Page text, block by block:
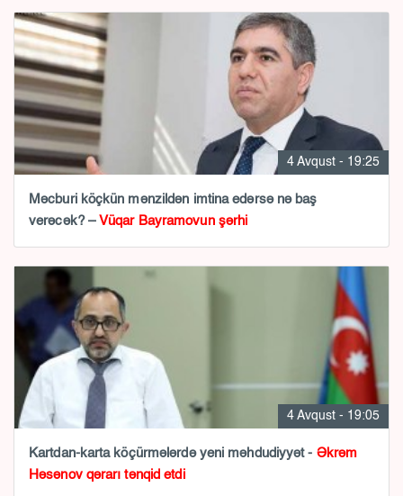
4 Avqust - 19:25
Məcburi köçkün mənzildən imtina edərsə nə baş
verəcək? – Vüqar Bayramovun şərhi
4 Avqust - 19:05
Kartdan-karta köçürmələrdə yeni məhdudiyyət - Əkrəm
Həsənov qərarı tənqid etdi